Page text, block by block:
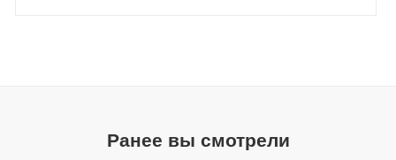
Ранее вы смотрели